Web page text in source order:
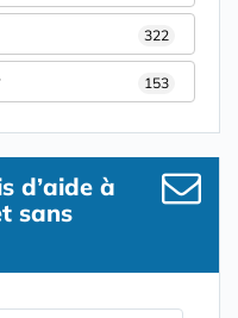
322
153
d’aide à
sans